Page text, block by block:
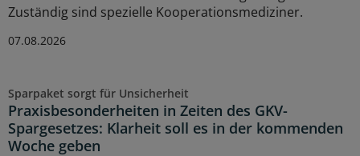
Zuständig sind spezielle Kooperationsmediziner.
07.08.2026
Sparpaket sorgt für Unsicherheit
Praxisbesonderheiten in Zeiten des GKV-
Spargesetzes: Klarheit soll es in der kommenden
Woche geben